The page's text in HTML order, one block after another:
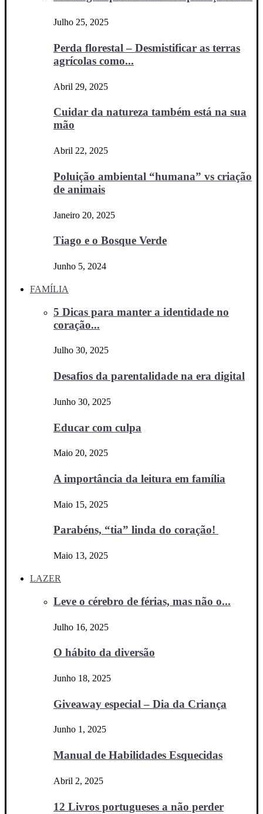
Julho 25, 2025
Perda florestal – Desmistificar as terras
agrícolas como...
Abril 29, 2025
Cuidar da natureza também está na sua
mão
Abril 22, 2025
Poluição ambiental “humana” vs criação
de animais
Janeiro 20, 2025
Tiago e o Bosque Verde
Junho 5, 2024
FAMÍLIA
5 Dicas para manter a identidade no
coração...
Julho 30, 2025
Desafios da parentalidade na era digital
Junho 30, 2025
Educar com culpa
Maio 20, 2025
A importância da leitura em família
Maio 15, 2025
Parabéns, “tia” linda do coração!
Maio 13, 2025
LAZER
Leve o cérebro de férias, mas não o...
Julho 16, 2025
O hábito da diversão
Junho 18, 2025
Giveaway especial – Dia da Criança
Junho 1, 2025
Manual de Habilidades Esquecidas
Abril 2, 2025
12 Livros portugueses a não perder